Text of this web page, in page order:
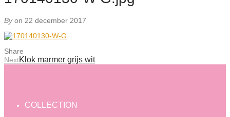
Byon 22 december 2017
Share
NextKlok marmer grijs wit
COLLECTION